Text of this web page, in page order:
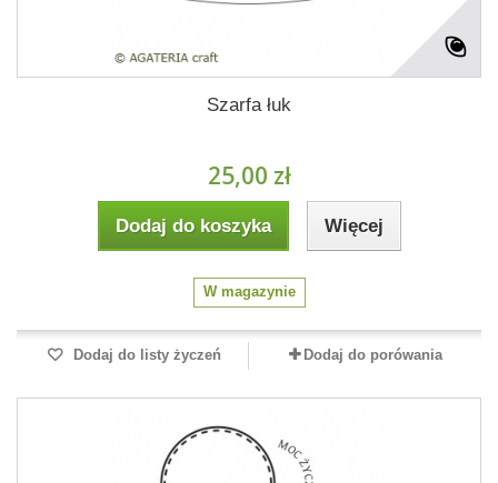
Szarfa łuk
25,00 zł
Dodaj do koszyka Więcej
W magazynie
Dodaj do listy życzeń Dodaj do porówania